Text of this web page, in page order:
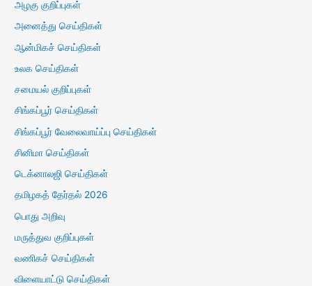
அழகு குறிப்புகள்
அனைத்து செய்திகள்
ஆன்மிகச் செய்திகள்
உலக செய்திகள்
சமையல் குறிப்புகள்
சிங்கப்பூர் செய்திகள்
சிங்கப்பூர் வேலைவாய்ப்பு செய்திகள்
சினிமா செய்திகள்
டெக்னாலஜி செய்திகள்
தமிழகத் தேர்தல் 2026
பொது அறிவு
மருத்துவ குறிப்புகள்
வணிகச் செய்திகள்
விளையாட்டு செய்திகள்